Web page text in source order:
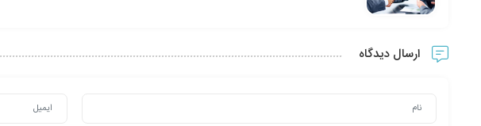
ارسال دیدگاه